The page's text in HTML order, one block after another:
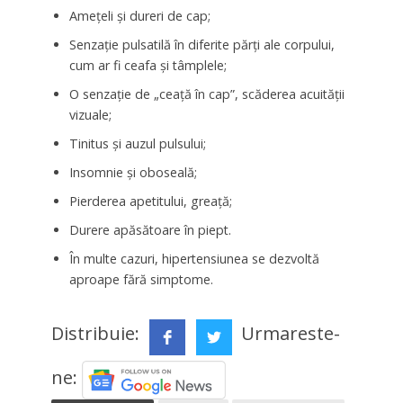
Amețeli și dureri de cap;
Senzație pulsatilă în diferite părți ale corpului,
cum ar fi ceafa și tâmplele;
O senzație de „ceață în cap”, scăderea acuității
vizuale;
Tinitus și auzul pulsului;
Insomnie și oboseală;
Pierderea apetitului, greață;
Durere apăsătoare în piept.
În multe cazuri, hipertensiunea se dezvoltă
aproape fără simptome.
Distribuie:
Urmareste-
ne: